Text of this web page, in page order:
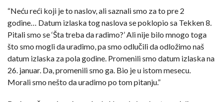
“Neću reći koji je to naslov, ali saznali smo za to pre 2
godine… Datum izlaska tog naslova se poklopio sa Tekken 8.
Pitali smo se ‘Šta treba da radimo?’ Ali nije bilo mnogo toga
što smo mogli da uradimo, pa smo odlučili da odložimo naš
datum izlaska za pola godine. Promenili smo datum izlaska na
26. januar. Da, promenili smo ga. Bio je u istom mesecu.
Morali smo nešto da uradimo po tom pitanju.”